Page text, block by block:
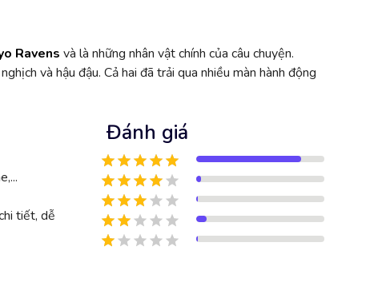
Ravens và là những nhân vật chính của câu chuyện.
và hậu đậu. Cả hai đã trải qua nhiều màn hành động
tiết, dễ
Đánh giá